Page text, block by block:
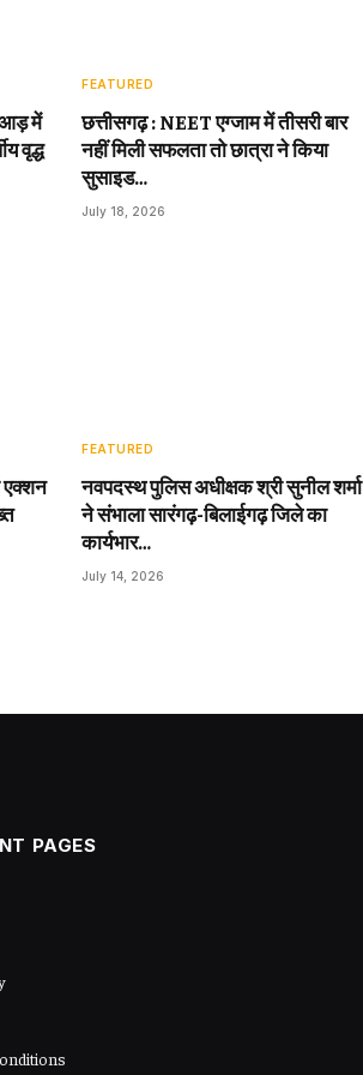
आड़ में
वृद्ध
FEATURED
छत्तीसगढ़ : NEET एग्जाम में तीसरी बार
नहीं मिली सफलता तो छात्रा ने किया
सुसाइड…
July 18, 2026
एक्शन
FEATURED
नवपदस्थ पुलिस अधीक्षक श्री सुनील शर्मा
ने संभाला सारंगढ़-बिलाईगढ़ जिले का
कार्यभार…
July 14, 2026
PAGES